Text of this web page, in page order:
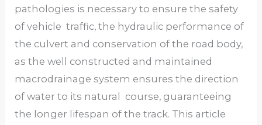
pathologies is necessary to ensure the safety
of vehicle traffic, the hydraulic performance of
the culvert and conservation of the road body,
as the well constructed and maintained
macrodrainage system ensures the direction
of water to its natural course, guaranteeing
the longer lifespan of the track. This article